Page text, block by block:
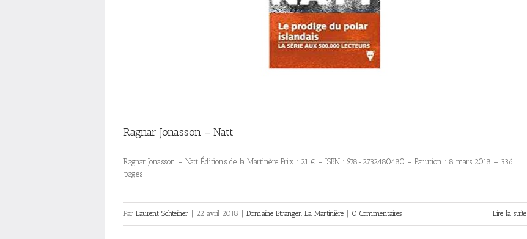
Ragnar Jonasson – Natt
Ragnar Jonasson – Natt Éditions de la Martinère Prix : 21 € – ISBN : 978-2732480480 – Parution : 8 mars 2018 – 336
pages
Par Laurent Schteiner | 22 avril 2018 | Domaine Etranger La Martinière | 0 Commentaires Lire la suite